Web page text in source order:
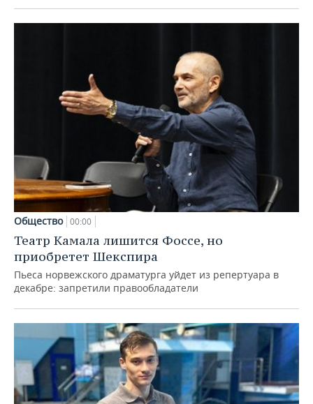
Общество 00:00
Театр Камала лишится Фоссе, но
приобретет Шекспира
Пьеса норвежского драматурга уйдет из репертуара в
декабре: запретили правообладатели